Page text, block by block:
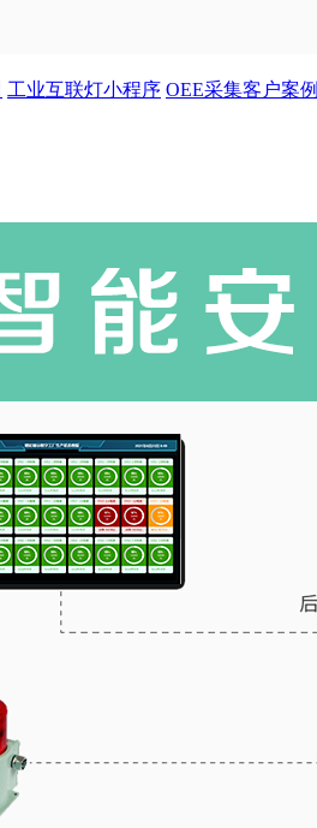
工业互联灯小程序 OEE采集客户案例